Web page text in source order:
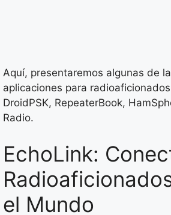
Aquí, presentaremos algunas de
aplicaciones para
DroidPSK, RepeaterBook,
Radio.
EchoLink:
el Mundo